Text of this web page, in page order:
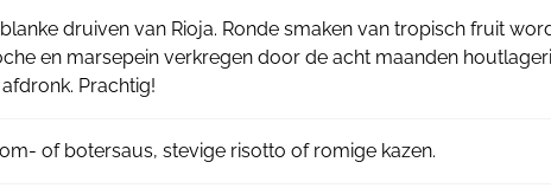
druiven van Rioja. Ronde smaken van tropisch fruit
en marsepein verkregen door de acht maanden
Prachtig!
of botersaus, stevige risotto of romige kazen.